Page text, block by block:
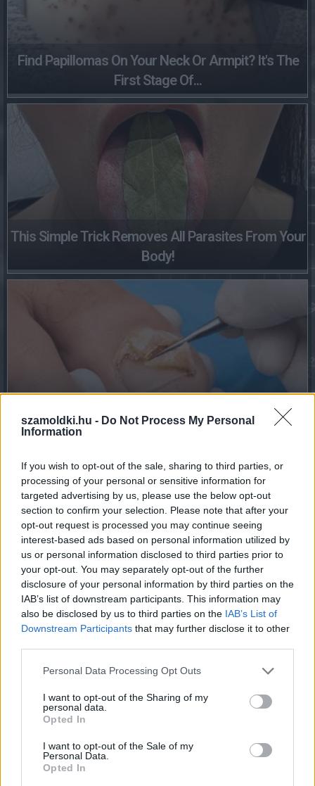
szamoldki.hu - Do Not Process My Personal
Information
If you wish to opt-out of the sale, sharing to third parties, or
processing of your personal or sensitive information for
targeted advertising by us, please use the below opt-out
section to confirm your selection. Please note that after your
opt-out request is processed you may continue seeing
interest-based ads based on personal information utilized by
us or personal information disclosed to third parties prior to
your opt-out. You may separately opt-out of the further
disclosure of your personal information by third parties on the
IAB’s list of downstream participants. This information may
also be disclosed by us to third parties on the IAB’s List of
Downstream Participants that may further disclose it to other
Please note that this website/app uses one or more Google
not limited to your visit or usage behaviour. You may click to
grant or deny consent to Google and its third-party tags to
use your data for below specified purposes in below Google
consent section.
Personal Data Processing Opt Outs
I want to opt-out of the Sharing of my
personal data.
Opted In
I want to opt-out of the Sale of my
Personal Data.
Opted In
Find Papillomas On Your Neck Or Armpit? It's The
First Stage Of...
This Simple Trick Removes All Parasites From Your
Body!
Fungus Dries Up And Falls Off After The First Use
Stop Eating These 3 Foods That Are Known to Cause
Parasites
One Teaspoon And All The Worms In The Body Die